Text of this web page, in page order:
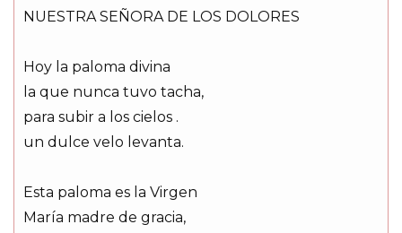
NUESTRA SEÑORA DE LOS DOLORES
Hoy la paloma divina
la que nunca tuvo tacha,
para subir a los cielos .
un dulce velo levanta.
Esta paloma es la Virgen
María madre de gracia,